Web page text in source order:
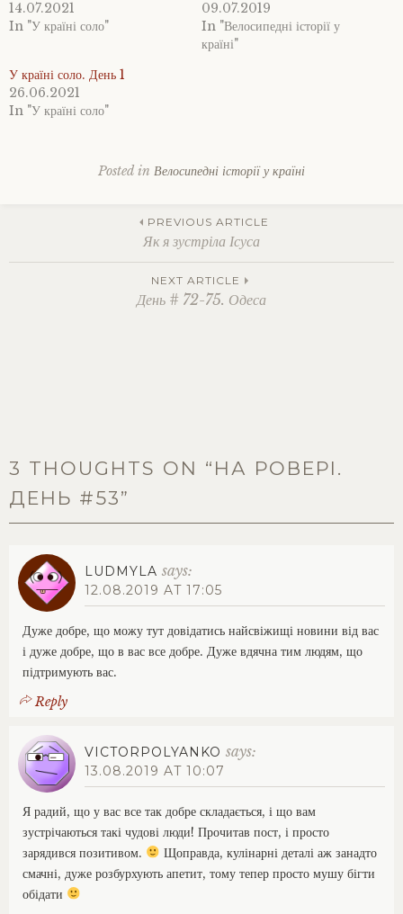
14.07.2021
In "У країні соло"
09.07.2019
In "Велосипедні історії у
країні"
У країні соло. День 1
26.06.2021
In "У країні соло"
Posted in Велосипедні історії у країні
велосипедом
у
navigation
PREVIOUS ARTICLE
Як я зустріла Ісуса
NEXT ARTICLE
День # 72-75. Одеса
3 THOUGHTS ON “ НА РОВЕРІ.
ДЕНЬ #53”
LUDMYLA says:
12.08.2019 AT 17:05
Дуже добре, що можу тут довідатись найсвіжищі новини від вас
і дуже добре, що в вас все добре. Дуже вдячна тим людям, що
підтримують вас.
Reply
VICTORPOLYANKO says:
13.08.2019 AT 10:07
Я радий, що у вас все так добре складається, і що вам
зустрічаються такі чудові люди! Прочитав пост, і просто
зарядився позитивом.
Щоправда, кулінарні деталі аж занадто
смачні, дуже розбурхують апетит, тому тепер просто мушу бігти
обідати